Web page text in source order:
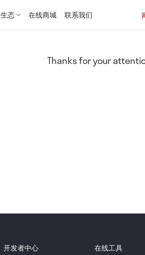
生态 在线商城 联系我们
Thanks for your
开发者中心
在线工具